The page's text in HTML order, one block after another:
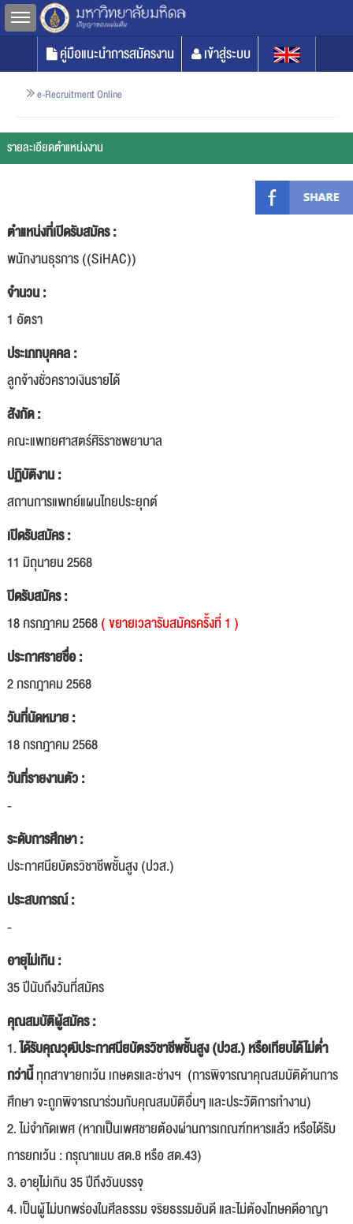
Toggle sidebar
คู่มือแนะนำการสมัครงาน
เข้าสู่ระบบ
e-Recruitment Online
รายละเอียดตำแหน่งงาน
ตำแหน่งที่เปิดรับสมัคร :
พนักงานธุรการ ((SiHAC))
จำนวน :
1 อัตรา
ประเภทบุคคล :
ลูกจ้างชั่วคราวเงินรายได้
สังกัด :
คณะแพทยศาสตร์ศิริราชพยาบาล
ปฏิบัติงาน :
สถานการแพทย์แผนไทยประยุกต์
เปิดรับสมัคร :
11 มิถุนายน 2568
ปิดรับสมัคร :
18 กรกฎาคม 2568( ขยายเวลารับสมัครครั้งที่ 1 )
ประกาศรายชื่อ :
2 กรกฎาคม 2568
วันที่นัดหมาย :
18 กรกฎาคม 2568
วันที่รายงานตัว :
-
ระดับการศึกษา :
ประกาศนียบัตรวิชาชีพชั้นสูง (ปวส.)
ประสบการณ์ :
-
อายุไม่เกิน :
35 ปีนับถึงวันที่สมัคร
คุณสมบัติผู้สมัคร :
1.ได้รับคุณวุฒิประกาศนียบัตรวิชาชีพชั้นสูง (ปวส.) หรือเทียบได้ไม่ต่ำ
กว่านี้ทุกสาขายกเว้น เกษตรและช่างฯ (การพิจารณาคุณสมบัติด้านการ
ศึกษา จะถูกพิจารณาร่วมกับคุณสมบัติอื่นๆ และประวัติการทำงาน)
2. ไม่จำกัดเพศ (หากเป็นเพศชายต้องผ่านการเกณฑ์ทหารแล้ว หรือได้รับ
การยกเว้น : กรุณาแนบ สด.8 หรือ สด.43)
3. อายุไม่เกิน 35 ปีถึงวันบรรจุ
4. เป็นผู้ไม่บกพร่องในศีลธรรม จริยธรรมอันดี และไม่ต้องโทษคดีอาญา